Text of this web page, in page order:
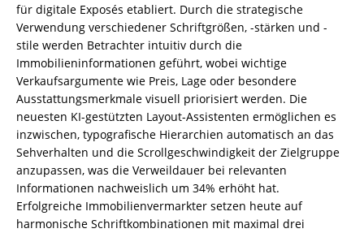
für digitale Exposés etabliert. Durch die strategische
Verwendung verschiedener Schriftgrößen, -stärken und -
stile werden Betrachter intuitiv durch die
Immobilieninformationen geführt, wobei wichtige
Verkaufsargumente wie Preis, Lage oder besondere
Ausstattungsmerkmale visuell priorisiert werden. Die
neuesten KI-gestützten Layout-Assistenten ermöglichen es
inzwischen, typografische Hierarchien automatisch an das
Sehverhalten und die Scrollgeschwindigkeit der Zielgruppe
anzupassen, was die Verweildauer bei relevanten
Informationen nachweislich um 34% erhöht hat.
Erfolgreiche Immobilienvermarkter setzen heute auf
harmonische Schriftkombinationen mit maximal drei